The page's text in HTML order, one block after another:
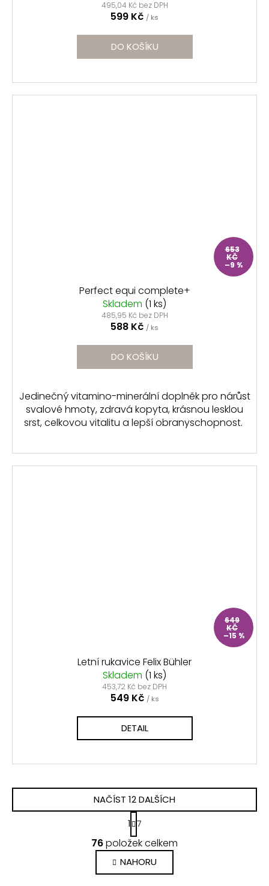
495,04 Kč bez DPH
599 Kč / ks
DO KOŠÍKU
653
KČ
–9 %
Perfect equi complete+
Skladem (1 ks)
485,95 Kč bez DPH
588 Kč / ks
DO KOŠÍKU
Jedinečný vitamino-minerální doplněk pro nárůst
svalové hmoty, zdravá kopyta, krásnou lesklou
srst, celkovou vitalitu a lepší obranyschopnost.
649
KČ
–15 %
Letní rukavice Felix Bühler
Skladem (1 ks)
453,72 Kč bez DPH
549 Kč / ks
DETAIL
O
v
l
á
NAČÍST 12 DALŠÍCH
S
t
r
á
n
k
1 7
76položek celkem
NAHORU